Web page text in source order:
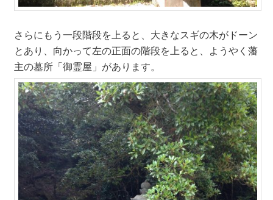
さらにもう一段階段を上ると、大きなスギの木がドーン
とあり、向かって左の正面の階段を上ると、ようやく藩
主の墓所「御霊屋」があります。